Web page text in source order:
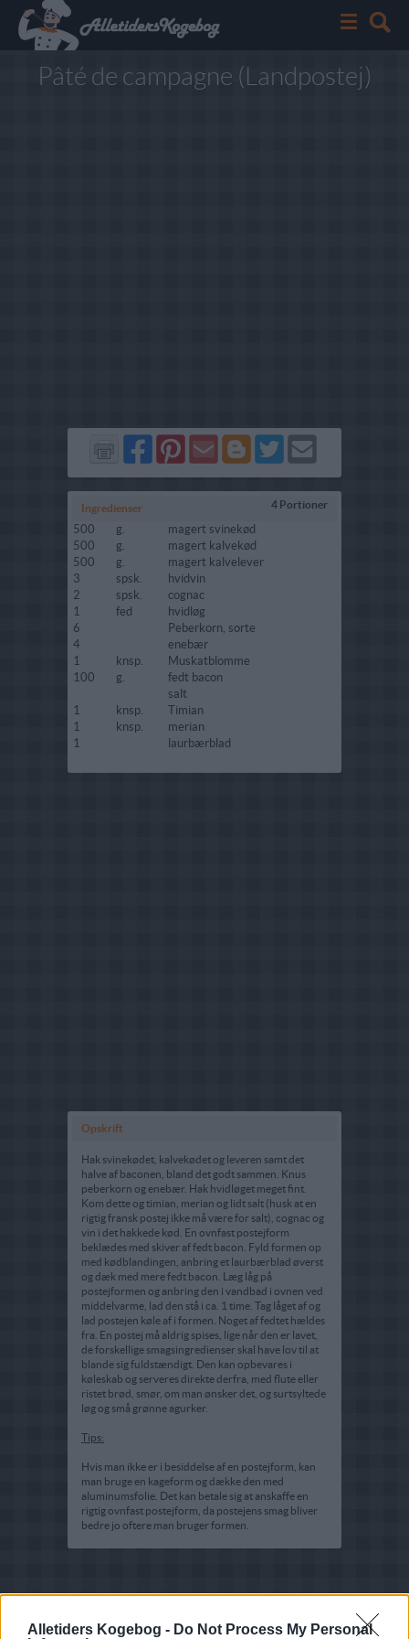
Alletiders Kogebog - Do Not Process My Personal
Pâté de campagne (Landpostej)
Del
på
Facebook
Del
på
Pinterest
Send
via
GMail
Del
på
Blogger
Del
på
Twitter
Send
Ingredienser 4 Portioner
500 g.
magert svinekød
500
g.
magert kalvekød
500
g.
magert kalvelever
3
spsk.
hvidvin
2
spsk.
cognac
1
fed
hvidløg
6
Peberkorn, sorte
4
enebær
1
knsp.
Muskatblomme
100
g.
fedt bacon
salt
1
knsp.
Timian
1
knsp.
merian
1
laurbærblad
Opskrift
Hak svinekødet, kalvekødet og leveren samt det
halve af baconen, bland det godt sammen. Knus
peberkorn og enebær. Hak hvidløget meget fint.
Kom dette og timian, merian og lidt salt (husk at en
rigtig fransk postej ikke må være for salt), cognac og
vin i det hakkede kød. En ovnfast postejform
beklædes med skiver af fedt bacon. Fyld formen op
med kødblandingen, anbring et laurbærblad øverst
og dæk med mere fedt bacon. Læg låg på
postejformen og anbring den i vandbad i ovnen ved
middelvarme, lad den stå i ca. 1 time. Tag låget af og
lad postejen køle af i formen. Noget af fedtet hældes
fra. En postej må aldrig spises, lige når den er lavet,
de forskellige smagsingredienser skal have lov til at
blande sig fuldstændigt. Den kan opbevares i
køleskab og serveres direkte derfra, med flute eller
ristet brød, smør, om man ønsker det, og surtsyltede
løg og små grønne agurker.
Tips:
Hvis man ikke er i besiddelse af en postejform, kan
man bruge en kageform og dække den med
aluminumsfolie. Det kan betale sig at anskaffe en
rigtig ovnfast postejform, da postejens smag bliver
bedre jo oftere man bruger formen.